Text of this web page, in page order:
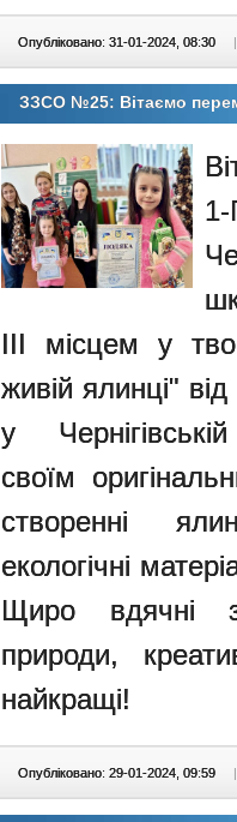
Опубліковано: 31-01-2024, 08:30 |
ЗЗСО №25: Вітаємо
1-
ІІІ місцем у
живій ялинці" від
у
своїм
створенні
екологічні
Щиро вдячні
природи,
найкращі!
Опубліковано: 29-01-2024, 09:59 |